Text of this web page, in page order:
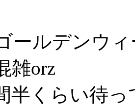
ールデンウ
雑orz
半くらい待